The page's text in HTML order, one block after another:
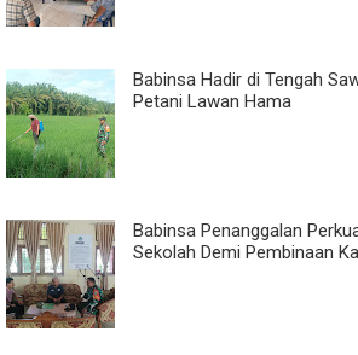
Babinsa Hadir di Tengah
Petani Lawan Hama
Babinsa Penanggalan
Sekolah Demi Pembinaan